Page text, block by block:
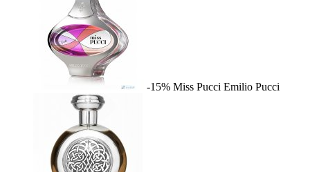
-15% Miss Pucci Emilio Pucci